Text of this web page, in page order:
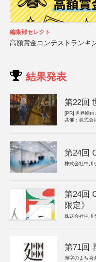
編集部セレクト
高額賞金コンテストランキ
結果発表
第22回
[PR] 世界絵画
共催：株式会
第24回
株式会社中川
第24回
限定》
株式会社中川
第71回
漢字のまち喜